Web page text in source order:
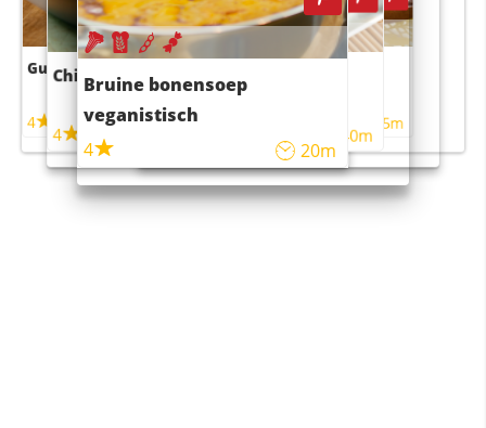
Guacamole
4
Chili con carne
4 45m
Bruine bonensoep
veganistisch
4
20m
Sushi rijstsalade
maaltijdsalade
40m
4 55m